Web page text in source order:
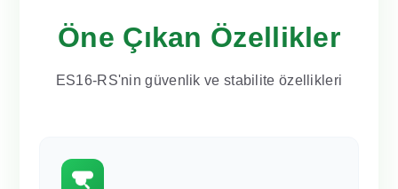
Öne Çıkan Özellikler
ES16-RS'nin güvenlik ve stabilite özellikleri